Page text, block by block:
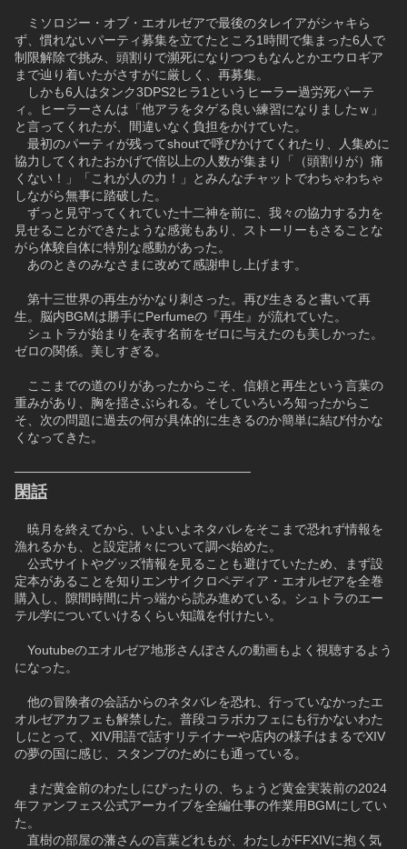
ミソロジー・オブ・エオルゼアで最後のタレイアがシャキら
ず、慣れないパーティ募集を立てたところ1時間で集まった6人で
制限解除で挑み、頭割りで瀕死になりつつもなんとかエウロギア
まで辿り着いたがさすがに厳しく、再募集。
しかも6人はタンク3DPS2ヒラ1というヒーラー過労死パーテ
ィ。ヒーラーさんは「他アラをタゲる良い練習になりましたｗ」
と言ってくれたが、間違いなく負担をかけていた。
最初のパーティが残ってshoutで呼びかけてくれたり、人集めに
協力してくれたおかげで倍以上の人数が集まり「（頭割りが）痛
くない！」「これが人の力！」とみんなチャットでわちゃわちゃ
しながら無事に踏破した。
ずっと見守ってくれていた十二神を前に、我々の協力する力を
見せることができたような感覚もあり、ストーリーもさることな
がら体験自体に特別な感動があった。
あのときのみなさまに改めて感謝申し上げます。
第十三世界の再生がかなり刺さった。再び生きると書いて再
生。脳内BGMは勝手にPerfumeの『再生』が流れていた。
シュトラが始まりを表す名前をゼロに与えたのも美しかった。
ゼロの関係。美しすぎる。
ここまでの道のりがあったからこそ、信頼と再生という言葉の
重みがあり、胸を揺さぶられる。そしていろいろ知ったからこ
そ、次の問題に過去の何が具体的に生きるのか簡単に結び付かな
くなってきた。
──────────────────────────
閑話
暁月を終えてから、いよいよネタバレをそこまで恐れず情報を
漁れるかも、と設定諸々について調べ始めた。
公式サイトやグッズ情報を見ることも避けていたため、まず設
定本があることを知りエンサイクロペディア・エオルゼアを全巻
購入し、隙間時間に片っ端から読み進めている。シュトラのエー
テル学についていけるくらい知識を付けたい。
Youtubeのエオルゼア地形さんぽさんの動画もよく視聴するよう
になった。
他の冒険者の会話からのネタバレを恐れ、行っていなかったエ
オルゼアカフェも解禁した。普段コラボカフェにも行かないわた
しにとって、XIV用語で話すリテイナーや店内の様子はまるでXIV
の夢の国に感じ、スタンプのためにも通っている。
まだ黄金前のわたしにぴったりの、ちょうど黄金実装前の2024
年ファンフェス公式アーカイブを全編仕事の作業用BGMにしてい
た。
直樹の部屋の藩さんの言葉どれもが、わたしがFFXIVに抱く気